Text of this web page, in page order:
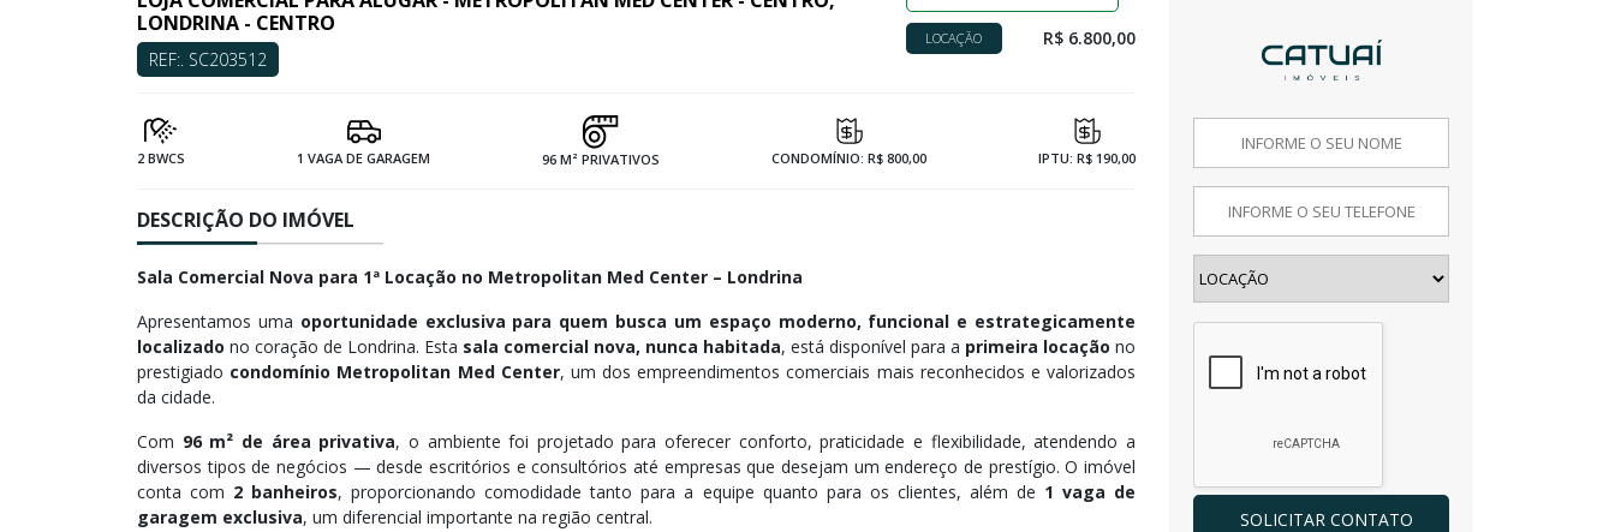
LONDRINA - CENTRO
REF:. SC203512
LOCAÇÃO R$ 6.800,00
2 BWCS 1 VAGA DE GARAGEM 96 M² PRIVATIVOS CONDOMÍNIO: R$ 800,00 IPTU: R$ 190,00
DESCRIÇÃO DO IMÓVEL
Sala Comercial Nova para 1ª Locação no Metropolitan Med Center – Londrina
Apresentamos uma oportunidade exclusiva para quem busca um espaço moderno, funcional e estrategicamente
localizado no coração de Londrina. Esta sala comercial nova, nunca habitada, está disponível para a primeira locação no
prestigiado condomínio Metropolitan Med Center, um dos empreendimentos comerciais mais reconhecidos e valorizados
da cidade.
Com 96 m² de área privativa, o ambiente foi projetado para oferecer conforto, praticidade e flexibilidade, atendendo a
diversos tipos de negócios — desde escritórios e consultórios até empresas que desejam um endereço de prestígio. O imóvel
conta com 2 banheiros, proporcionando comodidade tanto para a equipe quanto para os clientes, além de 1 vaga de
garagem exclusiva, um diferencial importante na região central.
SOLICITAR CONTATO